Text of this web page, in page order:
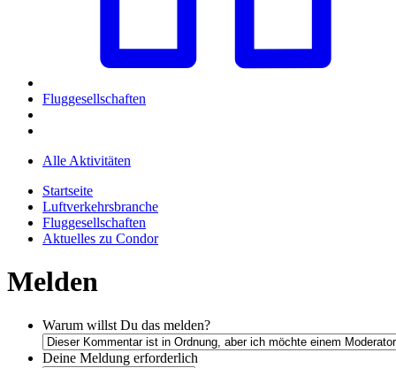
Fluggesellschaften
Alle Aktivitäten
Startseite
Luftverkehrsbranche
Fluggesellschaften
Aktuelles zu Condor
Melden
Warum willst Du das melden?
Deine Meldung erforderlich